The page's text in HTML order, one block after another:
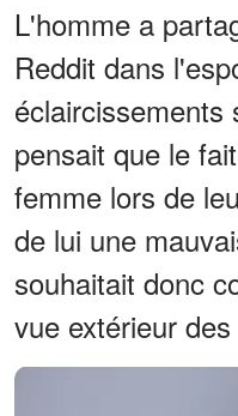
L'homme a
Reddit dans
éclaircissements
pensait que le
femme lors de
de lui une
souhaitait donc
vue extérieur